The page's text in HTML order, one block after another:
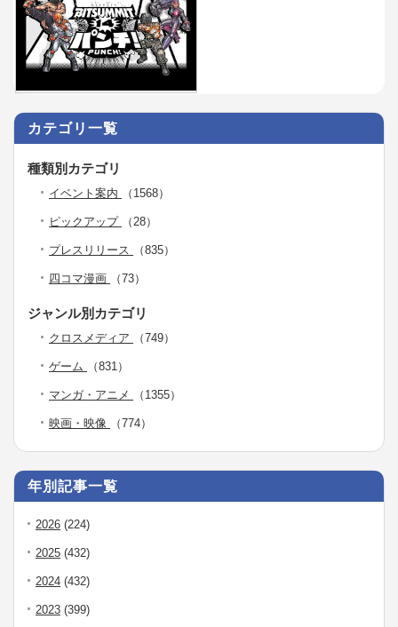
カテゴリ一覧
種類別カテゴリ
イベント案内 （1568）
ピックアップ （28）
プレスリリース （835）
四コマ漫画 （73）
ジャンル別カテゴリ
クロスメディア （749）
ゲーム （831）
マンガ・アニメ （1355）
映画・映像 （774）
年別記事一覧
2026 (224)
2025 (432)
2024 (432)
2023 (399)